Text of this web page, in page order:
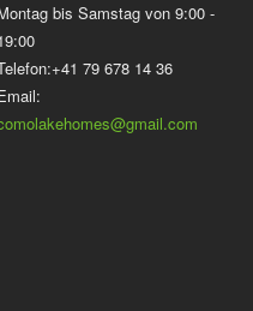
bis Samstag von 9:00 -
79 678 14 36